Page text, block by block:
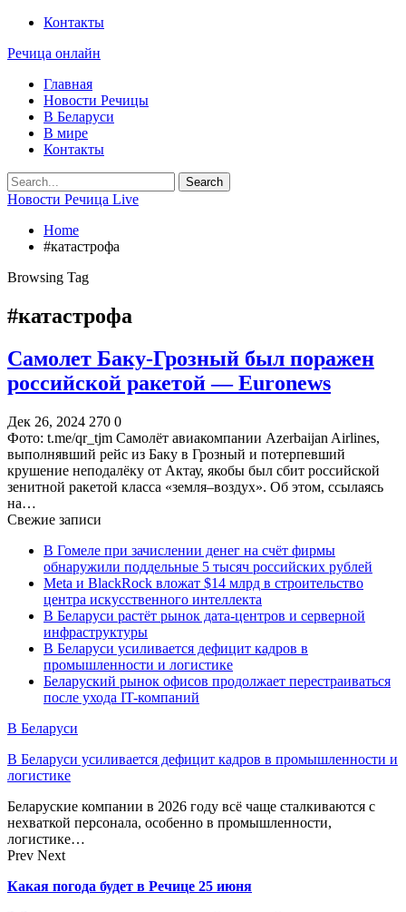
Контакты
Речица онлайн
Главная
Новости Речицы
В Беларуси
В мире
Контакты
Новости Речица Live
Home
#катастрофа
Browsing Tag
#катастрофа
Самолет Баку-Грозный был поражен
российской ракетой — Euronews
Дек 26, 2024 270 0
Фото: t.me/qr_tjm Самолёт авиакомпании Azerbaijan Airlines,
выполнявший рейс из Баку в Грозный и потерпевший
крушение неподалёку от Актау, якобы был сбит российской
зенитной ракетой класса «земля–воздух». Об этом, ссылаясь
на…
Свежие записи
В Гомеле при зачислении денег на счёт фирмы
обнаружили поддельные 5 тысяч российских рублей
Meta и BlackRock вложат $14 млрд в строительство
центра искусственного интеллекта
В Беларуси растёт рынок дата-центров и серверной
инфраструктуры
В Беларуси усиливается дефицит кадров в
промышленности и логистике
Беларуский рынок офисов продолжает перестраиваться
после ухода IT-компаний
В Беларуси
В Беларуси усиливается дефицит кадров в промышленности и
логистике
Беларуские компании в 2026 году всё чаще сталкиваются с
нехваткой персонала, особенно в промышленности,
логистике…
Prev Next
Какая погода будет в Речице 25 июня